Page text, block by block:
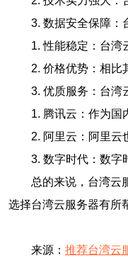
3. 数据安全保障：
1. 性能稳定：台湾
2. 价格优势：相比
3. 优质服务：台湾
1. 腾讯云：作为国
2. 阿里云：阿里云
3. 数字时代：数字
总的来说，台湾云
选择台湾云服务器有所
来源： 推荐台湾云